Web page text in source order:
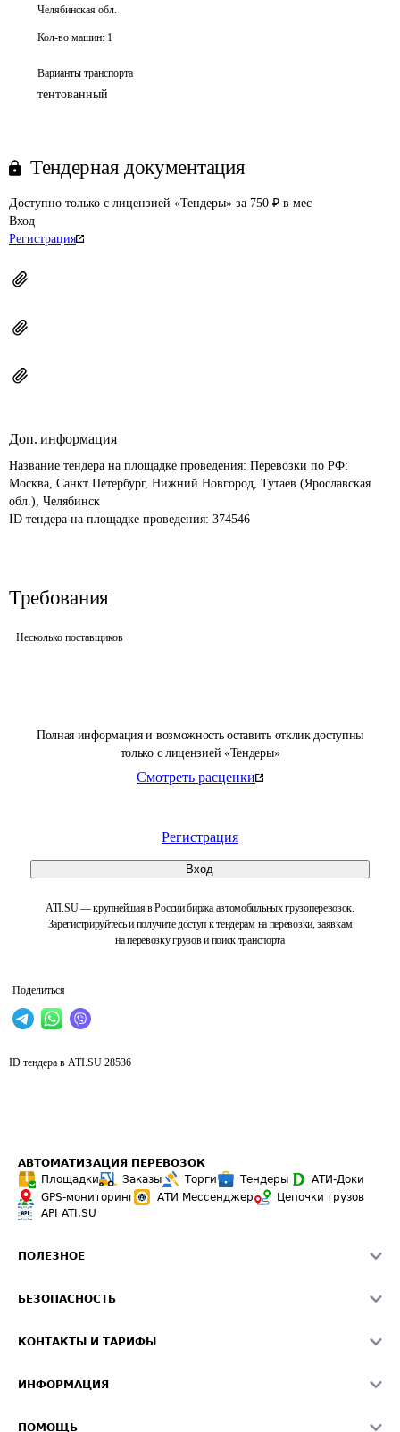
Полная информация и возможность оставить отклик доступны
только с лицензией «Тендеры»
Смотреть расценки
Регистрация
Вход
ATI.SU — крупнейшая в России биржа автомобильных грузоперевозок.
Зарегистрируйтесь и получите доступ к тендерам на перевозки, заявкам
на перевозку грузов и поиск транспорта
Поделиться
Челябинская обл.
Кол-во машин: 1
Варианты транспорта
тентованный
Тендерная документация
Доступно только с лицензией «Тендеры» за 750 ₽ в мес
Вход
Регистрация
Доп. информация
Название тендера на площадке проведения: Перевозки по РФ:
Москва, Санкт Петербург, Нижний Новгород, Тутаев (Ярославская
обл.), Челябинск
ID тендера на площадке проведения: 374546
Требования
Несколько поставщиков
ID тендера в ATI.SU 28536
АВТОМАТИЗАЦИЯ ПЕРЕВОЗОК
Площадки
Заказы Торги Тендеры
АТИ-Доки
GPS-мониторинг
АТИ Мессенджер
Цепочки грузов
API ATI.SU
ПОЛЕЗНОЕ
Звезды ATI.SU на вашем сайте
Средние ставки
БЕЗОПАСНОСТЬ
Светофор+
О формировании Паспорта
КОНТАКТЫ И ТАРИФЫ
Реклама на сайте
ИНФОРМАЦИЯ
ПОМОЩЬ